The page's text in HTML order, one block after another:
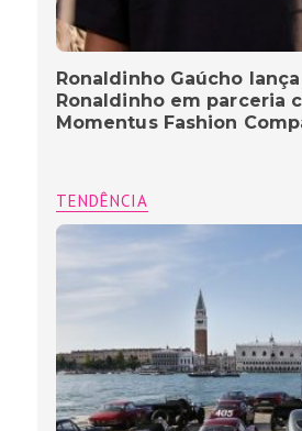
Ronaldinho Gaúcho lança
Ronaldinho em parceria
Momentus Fashion
TENDÊNCIA